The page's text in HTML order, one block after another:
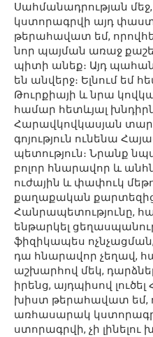
Սահմանադրության
կստորագրվի այդ
թերահավատ եմ,
նոր պայման առաջ
պիտի անեք։ Այդ
են անվերջ։ Ելնում եմ
Թուրքիայի և նրա
համար հետևյալ
Հարավկովկասյան
գոյություն ունենա
պետություն։ Նրանք
բոլոր հնարավոր և
ուժային և փափուկ
քաղաքական
Հանրապետությունը,
ենթարկել
ֆիզիկապես
դա հնարավոր չեղավ,
աշխարհով մեկ,
իրենց, այդպիսով
խիստ թերահավատ եմ,
առհասարակ
ստորագրվի, չի լինելու